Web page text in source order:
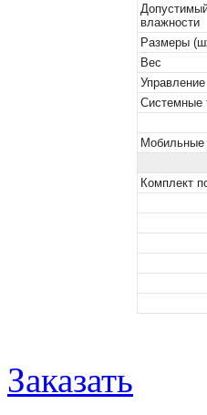
влажности
Размеры
Вес
Управление
Системные
Мобильные
Комплект
Заказать